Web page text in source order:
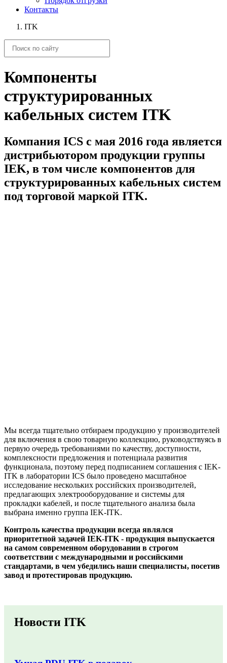
Контакты
ITK
Компоненты
структурированных
кабельных систем ITK
Компания ICS c мая 2016 года является
дистрибьютором продукции группы
IEK, в том числе компонентов для
структурированных кабельных систем
под торговой маркой ITK.
Мы всегда тщательно отбираем продукцию у производителей
для включения в свою товарную коллекцию, руководствуясь в
первую очередь требованиями по качеству, доступности,
комплексности предложения и потенциала развития
функционала, поэтому перед подписанием соглашения с IEK-
ITK в лаборатории ICS было проведено масштабное
исследование нескольких российских производителей,
предлагающих электрооборудование и системы для
прокладки кабелей, и после тщательного анализа была
выбрана именно группа IEK-ITK.
Контроль качества продукции всегда являлся
приоритетной задачей IEK-ITK - продукция выпускается
на самом современном оборудовании в строгом
соответствии с международными и российскими
стандартами, в чем убедились наши специалисты, посетив
завод и протестировав продукцию.
Новости ITK